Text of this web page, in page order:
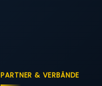
PARTNER & VERBÄNDE